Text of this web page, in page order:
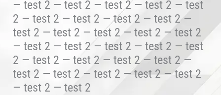
— test 2 — test 2 — test 2 — test 2 — test
2 — test 2 — test 2 — test 2 — test 2 —
test 2 — test 2 — test 2 — test 2 — test 2
— test 2 — test 2 — test 2 — test 2 — test
2 — test 2 — test 2 — test 2 — test 2 —
test 2 — test 2 — test 2 — test 2 — test 2
— test 2 — test 2